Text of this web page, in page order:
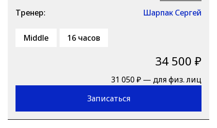
Тренер:
Шарпак Сергей
Middle 16 часов
34 500 ₽
31 050 ₽ — для физ. лиц
Записаться